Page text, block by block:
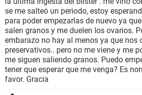
SEXUALIDAD
GLOSARIO
se me salteó un periodo, estoy
para poder empezarlas de nuevo ya
salen granos y me duelen los ovarios.
embarazo no hay al menos ya que nos
preservativos.. pero no me viene y me
me siguen saliendo granos. Puedo
tener que esperar que me venga? Es
favor. Gracia